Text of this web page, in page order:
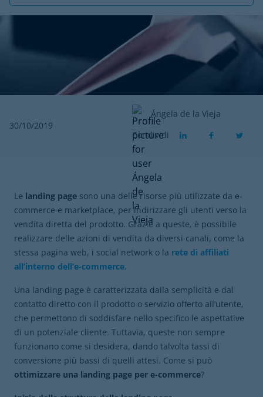
30/10/2019
Ángela de la Vieja
Condividi
Le landing page sono una delle risorse più utilizzate da e-
commerce e marketplace, per indirizzare gli utenti verso la
vendita diretta del prodotto. Grazie a queste, è possibile
realizzare delle azioni di vendita da diversi canali, come la
stessa pagina web, i social network o la rete di affiliati
all’interno dell’e-commerce.
Una landing page è caratterizzata dalla semplicità e dal
contatto diretto con il prodotto o servizio offerto all’utente,
che permettono di soddisfare nello specifico le aspettative
di un potenziale cliente. Tuttavia, queste non sempre
funzionano come si desidera, dando talvolta tassi di
conversione più bassi di quelli attesi. Come si può
ottimizzare una landing page per e-commerce?